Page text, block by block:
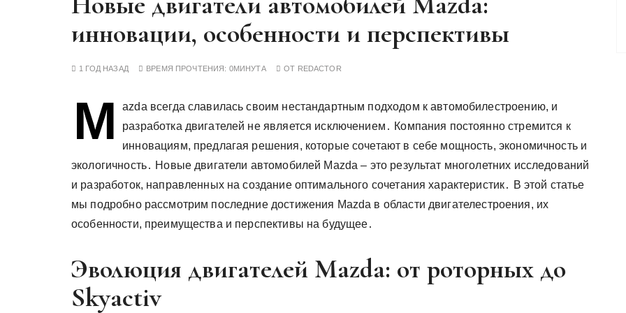
инновации, особенности и перспективы
1 ГОД НАЗАД ВРЕМЯ ПРОЧТЕНИЯ: 0МИНУТА ОТ REDACTOR
M
azda всегда славилась своим нестандартным подходом к автомобилестроению, и
разработка двигателей не является исключением․ Компания постоянно стремится к
инновациям, предлагая решения, которые сочетают в себе мощность, экономичность и
экологичность․ Новые двигатели автомобилей Mazda – это результат многолетних исследований
и разработок, направленных на создание оптимального сочетания характеристик․ В этой статье
мы подробно рассмотрим последние достижения Mazda в области двигателестроения, их
особенности, преимущества и перспективы на будущее․
Эволюция двигателей Mazda: от роторных до
Skyactiv